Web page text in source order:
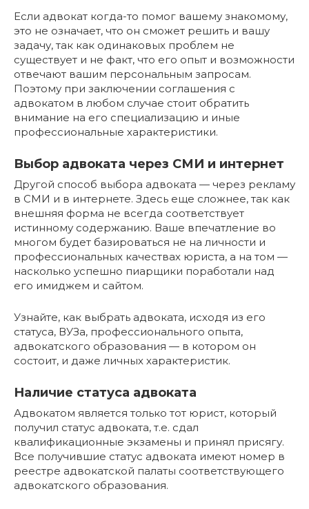
Если адвокат когда-то помог вашему знакомому,
это не означает, что он сможет решить и вашу
задачу, так как одинаковых проблем не
существует и не факт, что его опыт и возможности
отвечают вашим персональным запросам.
Поэтому при заключении соглашения с
адвокатом в любом случае стоит обратить
внимание на его специализацию и иные
профессиональные характеристики.
Выбор адвоката через СМИ и интернет
Другой способ выбора адвоката — через рекламу
в СМИ и в интернете. Здесь еще сложнее, так как
внешняя форма не всегда соответствует
истинному содержанию. Ваше впечатление во
многом будет базироваться не на личности и
профессиональных качествах юриста, а на том —
насколько успешно пиарщики поработали над
его имиджем и сайтом.
Узнайте, как выбрать адвоката, исходя из его
статуса, ВУЗа, профессионального опыта,
адвокатского образования — в котором он
состоит, и даже личных характеристик.
Наличие статуса адвоката
Адвокатом является только тот юрист, который
получил статус адвоката, т.е. сдал
квалификационные экзамены и принял присягу.
Все получившие статус адвоката имеют номер в
реестре адвокатской палаты соответствующего
адвокатского образования.